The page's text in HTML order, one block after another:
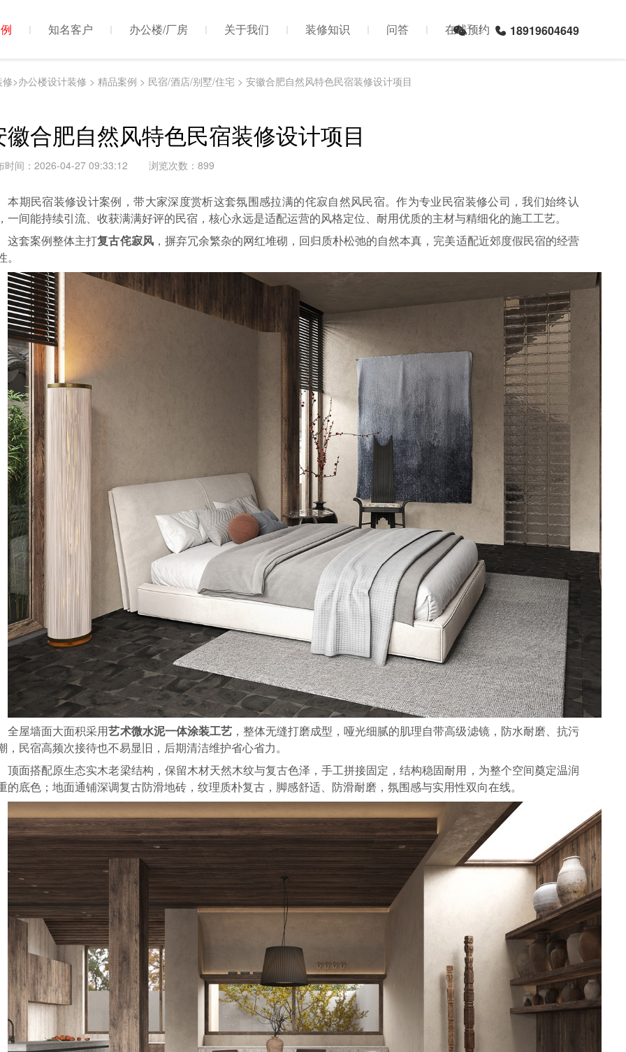
知名客户 办公楼/厂房 关于我们 装修知识 问答 在线预约 18919604649
>办公楼设计装修 >精品案例 > 民宿/酒店/别墅/住宅 > 安徽合肥自然风特色民宿装修设计项目
徽合肥自然风特色民宿装修设计项目
时间：2026-04-27 09:33:12 浏览次数：899
本期民宿装修设计案例，带大家深度赏析这套氛围感拉满的侘寂自然风民宿。作为专业民宿装修公司，我们始终认
一间能持续引流、收获满满好评的民宿，核心永远是适配运营的风格定位、耐用优质的主材与精细化的施工工艺。
这套案例整体主打复古侘寂风，摒弃冗余繁杂的网红堆砌，回归质朴松弛的自然本真，完美适配近郊度假民宿的经营
。
全屋墙面大面积采用艺术微水泥一体涂装工艺，整体无缝打磨成型，哑光细腻的肌理自带高级滤镜，防水耐磨、抗污
，民宿高频次接待也不易显旧，后期清洁维护省心省力。
顶面搭配原生态实木老梁结构，保留木材天然木纹与复古色泽，手工拼接固定，结构稳固耐用，为整个空间奠定温润
的底色；地面通铺深调复古防滑地砖，纹理质朴复古，脚感舒适、防滑耐磨，氛围感与实用性双向在线。